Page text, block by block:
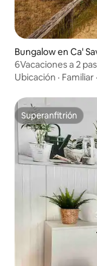
Bungalow en Ca'
6Vacaciones a 2
Ubicación · Familiar ·
Superanfitrión
Superanfitrión